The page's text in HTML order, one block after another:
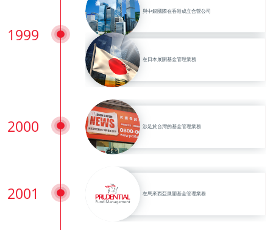
1999
與中銀國際在香港成立合營公司
在日本展開基金管理業務
2000 涉足於台灣的基金管理業務
2001 在馬來西亞展開基金管理業務